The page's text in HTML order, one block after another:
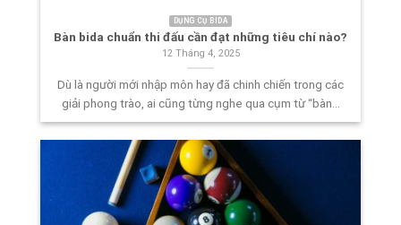
DỤNG CỤ BIDA
Bàn bida chuẩn thi đấu cần đạt những tiêu chí nào?
12 Tháng 4, 2025
Dù là người mới nhập môn hay đã chinh chiến trong các
giải phong trào, ai cũng từng nghe qua cụm từ “bàn...